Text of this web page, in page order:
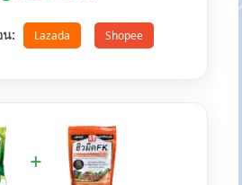
น: Lazada Shopee
+